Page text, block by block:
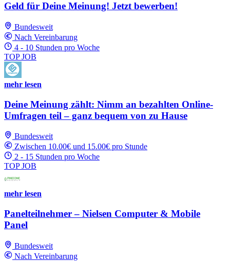
Geld für Deine Meinung! Jetzt bewerben!
Bundesweit
Nach Vereinbarung
4 - 10 Stunden pro Woche
TOP JOB
mehr lesen
Deine Meinung zählt: Nimm an bezahlten Online-
Umfragen teil – ganz bequem von zu Hause
Bundesweit
Zwischen 10.00€ und 15.00€ pro Stunde
2 - 15 Stunden pro Woche
TOP JOB
mehr lesen
Panelteilnehmer – Nielsen Computer & Mobile
Panel
Bundesweit
Nach Vereinbarung